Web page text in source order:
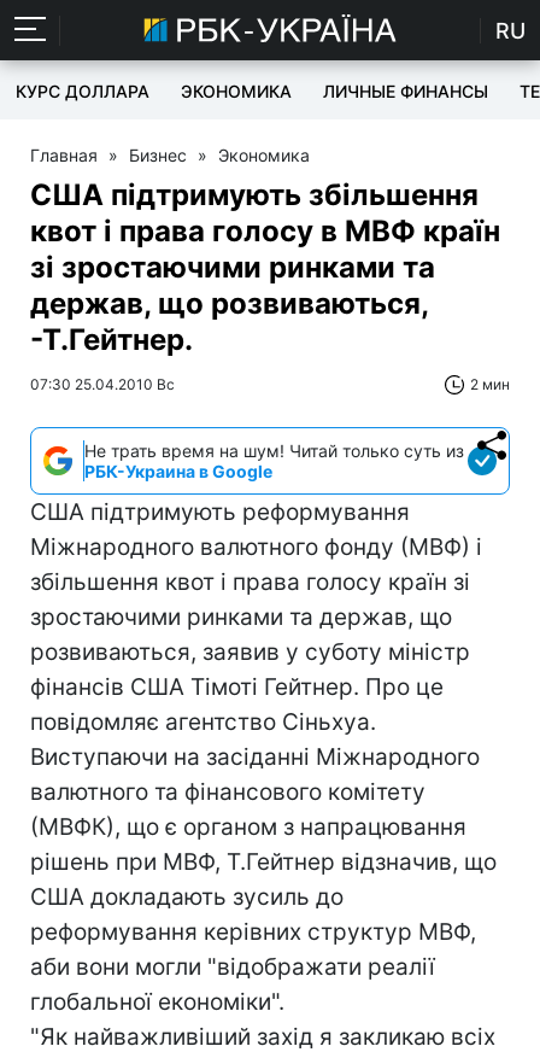
RU
КУРС ДОЛЛАРА ЭКОНОМИКА ЛИЧНЫЕ ФИНАНСЫ
Главная » Бизнес » Экономика
США підтримують збільшення
квот і права голосу в МВФ країн
зі зростаючими ринками та
держав, що розвиваються,
-Т.Гейтнер.
07:30 25.04.2010 Вс 2 мин
Не трать время на шум! Читай только суть из
РБК-Украина в Google
США підтримують реформування
Міжнародного валютного фонду (МВФ) і
збільшення квот і права голосу країн зі
зростаючими ринками та держав, що
розвиваються, заявив у суботу міністр
фінансів США Тімоті Гейтнер. Про це
повідомляє агентство Сіньхуа.
Виступаючи на засіданні Міжнародного
валютного та фінансового комітету
(МВФК), що є органом з напрацювання
рішень при МВФ, Т.Гейтнер відзначив, що
США докладають зусиль до
реформування керівних структур МВФ,
аби вони могли "відображати реалії
глобальної економіки".
"Як найважливіший захід я закликаю всіх